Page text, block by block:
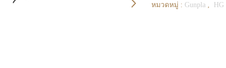
หมวดหมู่ : Gunpla